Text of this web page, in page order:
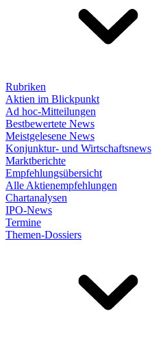
Rubriken
Aktien im Blickpunkt
Ad hoc-Mitteilungen
Bestbewertete News
Meistgelesene News
Konjunktur- und Wirtschaftsnews
Marktberichte
Empfehlungsübersicht
Alle Aktienempfehlungen
Chartanalysen
IPO-News
Termine
Themen-Dossiers